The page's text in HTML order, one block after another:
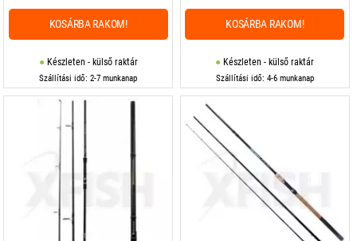
Készleten - külső raktár
Szállítási idő: 2-7 munkanap
KOSÁRBA RAKOM!
Készleten - külső raktár
Szállítási idő: 4-6 munkanap
KOSÁRBA RAKOM!